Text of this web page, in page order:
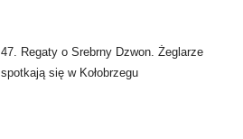
47. Regaty o Srebrny Dzwon. Żeglarze
spotkają się w Kołobrzegu